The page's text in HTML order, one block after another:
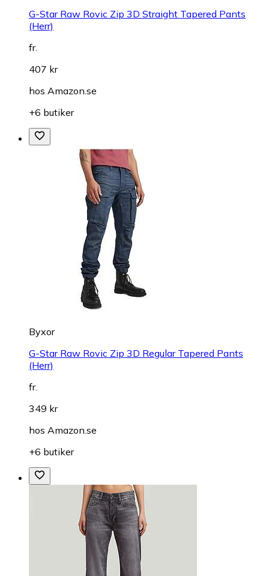
G-Star Raw Rovic Zip 3D Straight Tapered Pants
(Herr)
fr.
407 kr
hos Amazon.se
+6 butiker
Byxor
G-Star Raw Rovic Zip 3D Regular Tapered Pants
(Herr)
fr.
349 kr
hos Amazon.se
+6 butiker